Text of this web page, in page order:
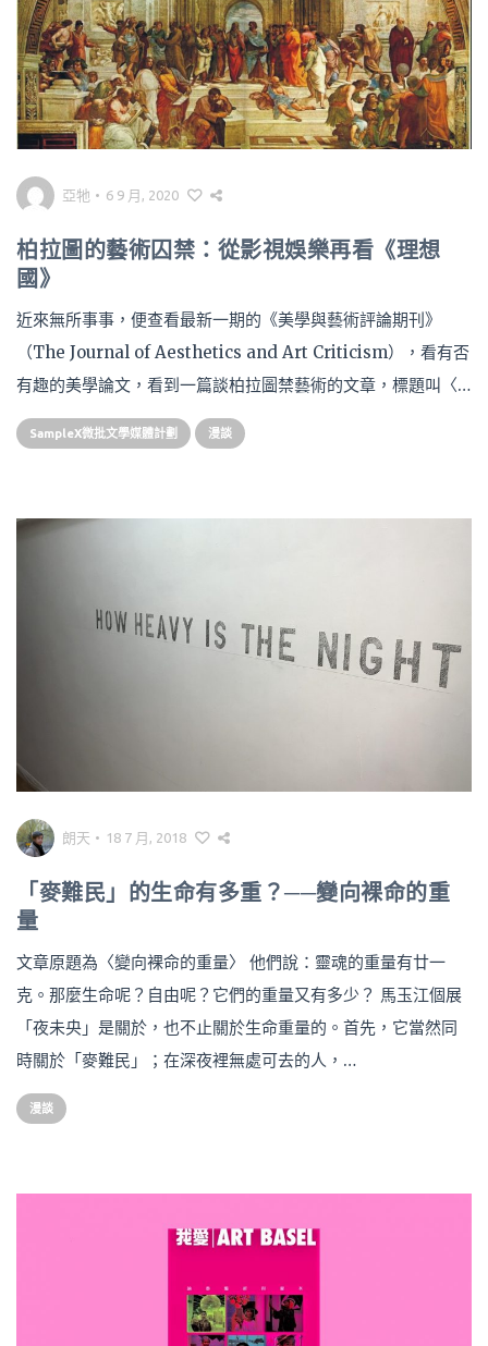
亞牠 • 6 9 月, 2020
柏拉圖的藝術囚禁：從影視娛樂再看《理想
國》
近來無所事事，便查看最新一期的《美學與藝術評論期刊》
（The Journal of Aesthetics and Art Criticism），看有否
有趣的美學論文，看到一篇談柏拉圖禁藝術的文章，標題叫〈…
SampleX微批文學媒體計劃 漫談
朗天 • 18 7 月, 2018
「麥難民」的生命有多重？──變向裸命的重
量
文章原題為〈變向裸命的重量〉 他們說：靈魂的重量有廿一
克。那麼生命呢？自由呢？它們的重量又有多少？ 馬玉江個展
「夜未央」是關於，也不止關於生命重量的。首先，它當然同
時關於「麥難民」；在深夜裡無處可去的人，…
漫談